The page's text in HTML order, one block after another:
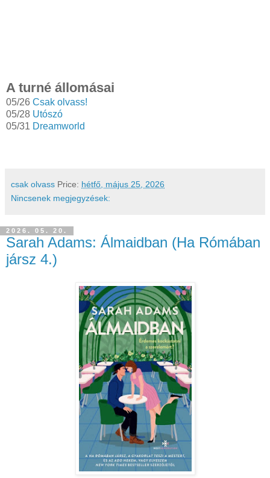
A turné állomásai
05/26 Csak olvass!
05/28 Utószó
05/31 Dreamworld
csak olvass Price: hétfő, május 25, 2026
Nincsenek megjegyzések:
2026. 05. 20.
Sarah Adams: Álmaidban (Ha Rómában
jársz 4.)